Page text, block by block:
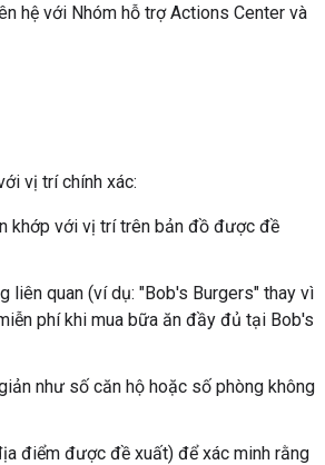
hệ với Nhóm hỗ trợ Actions Center và
vị trí chính xác:
khớp với vị trí trên bản đồ được đề
liên quan (ví dụ: "Bob's Burgers" thay vì
phí khi mua bữa ăn đầy đủ tại Bob's
như số căn hộ hoặc số phòng không
điểm được đề xuất) để xác minh rằng